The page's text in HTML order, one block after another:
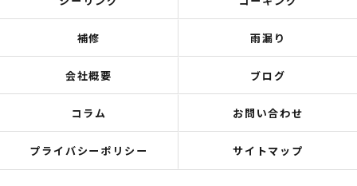
補修 雨漏り
会社概要 ブログ
コラム お問い合わせ
プライバシーポリシー サイトマップ